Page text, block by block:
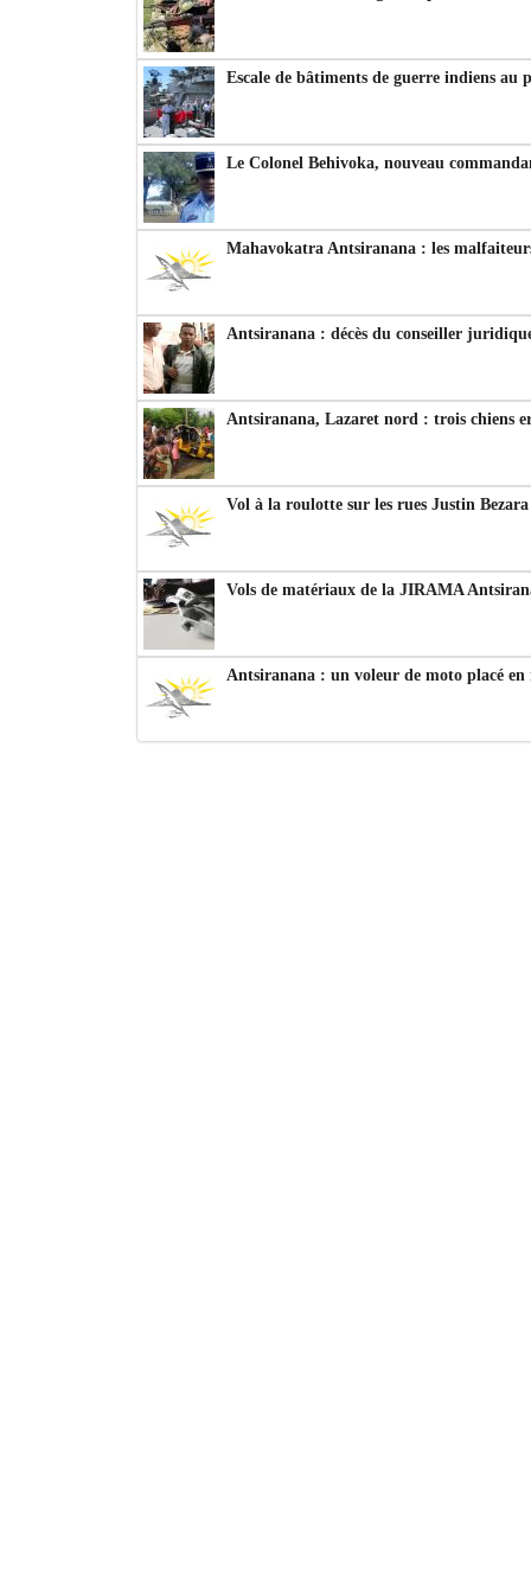
Escale de bâtiments de guerre indiens au
Le Colonel Behivoka, nouveau
Mahavokatra Antsiranana : les
Antsiranana : décès du conseiller
Antsiranana, Lazaret nord : trois chiens
Vol à la roulotte sur les rues Justin
Vols de matériaux de la JIRAMA
Antsiranana : un voleur de moto placé en